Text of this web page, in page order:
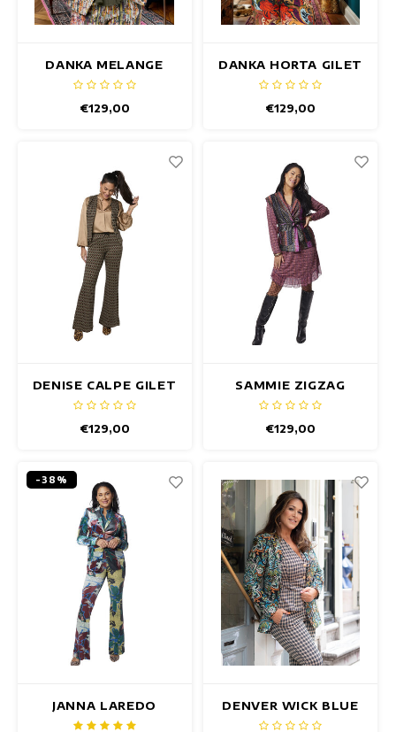
DANKA MELANGE
GILET
€129,00
DANKA HORTA GILET
€129,00
DENISE CALPE GILET
€129,00
SAMMIE ZIGZAG
GILET
€129,00
-38%
JANNA LAREDO
BLAZER
DENVER WICK BLUE
GILET